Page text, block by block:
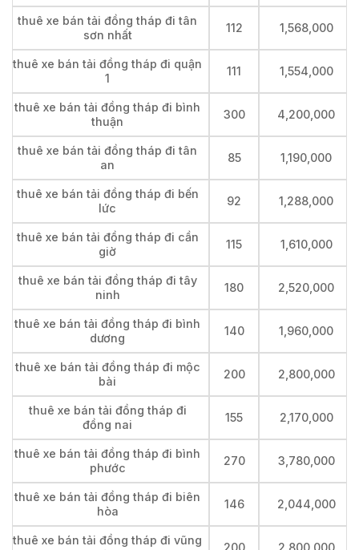
thuê xe bán tải đồng tháp đi tân
sơn nhất
112 1,568,000
thuê xe bán tải đồng tháp đi quận
1
111 1,554,000
thuê xe bán tải đồng tháp đi bình
thuận
300 4,200,000
thuê xe bán tải đồng tháp đi tân
an
85 1,190,000
thuê xe bán tải đồng tháp đi bến
lức
92 1,288,000
thuê xe bán tải đồng tháp đi cần
giờ
115 1,610,000
thuê xe bán tải đồng tháp đi tây
ninh
180 2,520,000
thuê xe bán tải đồng tháp đi bình
dương
140 1,960,000
thuê xe bán tải đồng tháp đi mộc
bài
200 2,800,000
thuê xe bán tải đồng tháp đi
đồng nai
155 2,170,000
thuê xe bán tải đồng tháp đi bình
phước
270 3,780,000
thuê xe bán tải đồng tháp đi biên
hòa
146 2,044,000
thuê xe bán tải đồng tháp đi vũng